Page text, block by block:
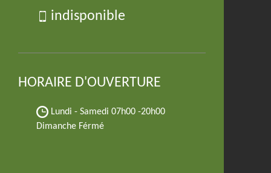
indisponible
HORAIRE D'OUVERTURE
Lundi - Samedi 07h00 -20h00
Dimanche Férmé